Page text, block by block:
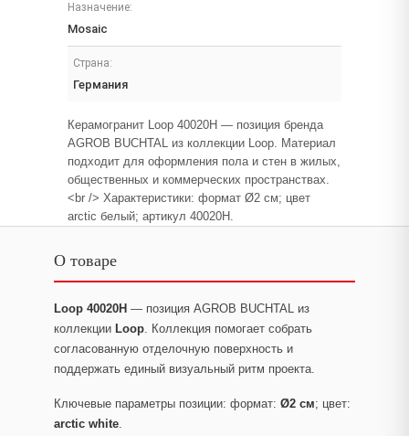
Назначение:
Mosaic
Страна:
Германия
Керамогранит Loop 40020H — позиция бренда
AGROB BUCHTAL из коллекции Loop. Материал
подходит для оформления пола и стен в жилых,
общественных и коммерческих пространствах.
<br /> Характеристики: формат Ø2 см; цвет
arctic белый; артикул 40020H.
О товаре
Loop 40020H — позиция AGROB BUCHTAL из
коллекции Loop. Коллекция помогает собрать
согласованную отделочную поверхность и
поддержать единый визуальный ритм проекта.
Ключевые параметры позиции: формат: Ø2 см; цвет:
arctic white.